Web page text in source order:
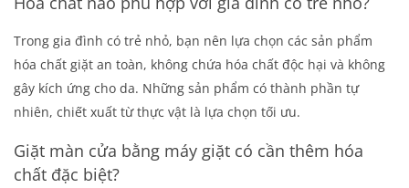
Trong gia đình có trẻ nhỏ, bạn nên lựa chọn các sản phẩm
hóa chất giặt an toàn, không chứa hóa chất độc hại và không
gây kích ứng cho da. Những sản phẩm có thành phần tự
nhiên, chiết xuất từ thực vật là lựa chọn tối ưu.
Giặt màn cửa bằng máy giặt có cần thêm hóa
chất đặc biệt?